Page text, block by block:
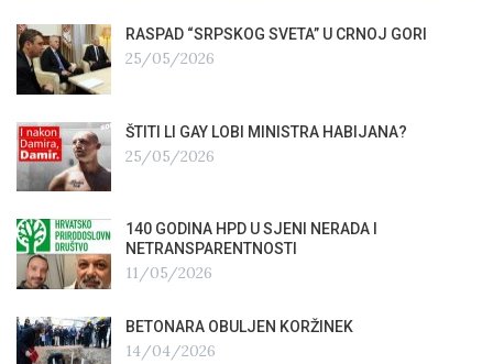
RASPAD “SRPSKOG SVETA” U CRNOJ GORI
25/05/2026
ŠTITI LI GAY LOBI MINISTRA HABIJANA?
25/05/2026
140 GODINA HPD U SJENI NERADA I
NETRANSPARENTNOSTI
11/05/2026
BETONARA OBULJEN KORŽINEK
14/04/2026